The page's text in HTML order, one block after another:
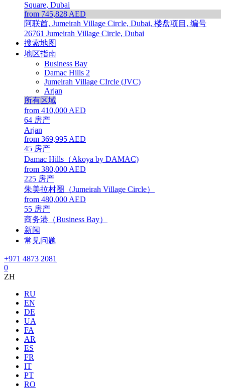
Square, Dubai
from 745,828 AED
阿联酋, Jumeirah Village Circle, Dubai, 楼盘项目, 编号
26761 Jumeirah Village Circle, Dubai
搜索地图
地区指南
Business Bay
Damac Hills 2
Jumeirah Village CIrcle (JVC)
Arjan
所有区域
from 410,000 AED
64 房产
Arjan
from 369,995 AED
45 房产
Damac Hills（Akoya by DAMAC)
from 380,000 AED
225 房产
朱美拉村圈（Jumeirah Village Circle）
from 480,000 AED
55 房产
商务港（Business Bay）
新闻
常见问题
+971 4873 2081
0
ZH
RU
EN
DE
UA
FA
AR
ES
FR
IT
PT
RO